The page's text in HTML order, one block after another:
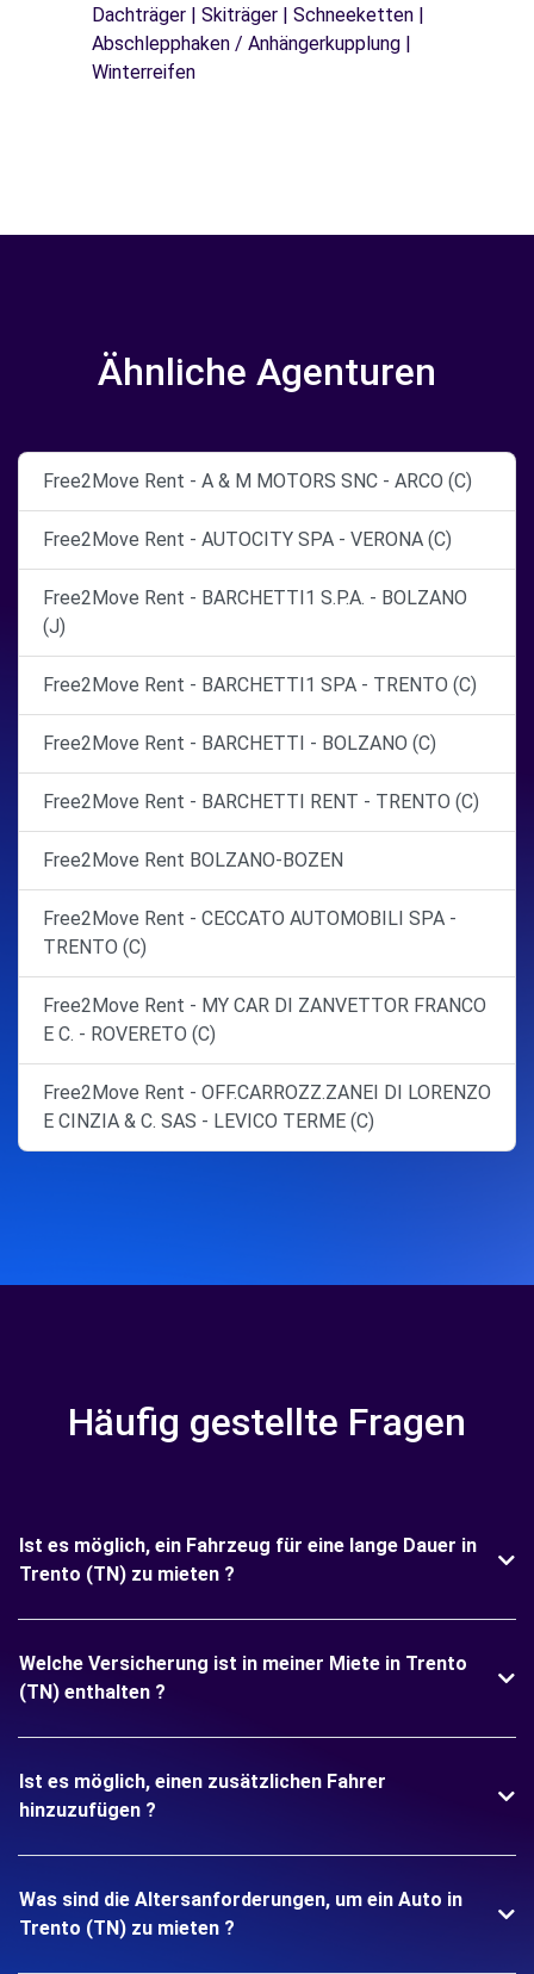
Dachträger | Skiträger | Schneeketten |
Abschlepphaken / Anhängerkupplung |
Winterreifen
Ähnliche Agenturen
Free2Move Rent - A & M MOTORS SNC - ARCO (C)
Free2Move Rent - AUTOCITY SPA - VERONA (C)
Free2Move Rent - BARCHETTI1 S.P.A. - BOLZANO
(J)
Free2Move Rent - BARCHETTI1 SPA - TRENTO (C)
Free2Move Rent - BARCHETTI - BOLZANO (C)
Free2Move Rent - BARCHETTI RENT - TRENTO (C)
Free2Move Rent BOLZANO-BOZEN
Free2Move Rent - CECCATO AUTOMOBILI SPA -
TRENTO (C)
Free2Move Rent - MY CAR DI ZANVETTOR FRANCO
E C. - ROVERETO (C)
Free2Move Rent - OFF.CARROZZ.ZANEI DI LORENZO
E CINZIA & C. SAS - LEVICO TERME (C)
Häufig gestellte Fragen
Ist es möglich, ein Fahrzeug für eine lange Dauer in
Trento (TN) zu mieten ?
Welche Versicherung ist in meiner Miete in Trento
(TN) enthalten ?
Ist es möglich, einen zusätzlichen Fahrer
hinzuzufügen ?
Was sind die Altersanforderungen, um ein Auto in
Trento (TN) zu mieten ?